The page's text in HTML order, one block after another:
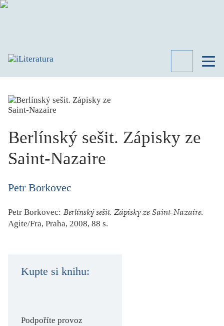
KNIHY AKTUALITA
PORTRÉT
Berlínský sešit. Zápisky ze
Saint-Nazaire
Petr Borkovec
Petr Borkovec: Berlínský sešit. Zápisky ze Saint-Nazaire.
Agite/Fra, Praha, 2008, 88 s.
Kupte si knihu:
Podpoříte provoz